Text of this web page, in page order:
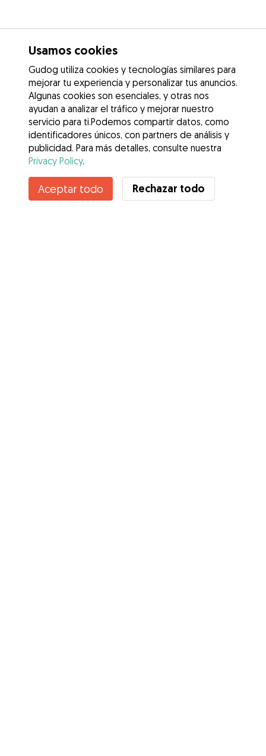
Contacta con Naiara
¿Conoces los Beneficios de Gudog? Ver más
Usamos cookies
Gudog utiliza cookies y tecnologías similares para
mejorar tu experiencia y personalizar tus anuncios.
Algunas cookies son esenciales, y otras nos
ayudan a analizar el tráfico y mejorar nuestro
servicio para ti.Podemos compartir datos, como
identificadores únicos, con partners de análisis y
publicidad. Para más detalles, consulte nuestra
Privacy Policy.
Aceptar todo Rechazar todo